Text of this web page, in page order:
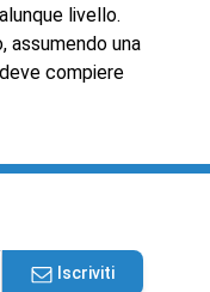
livello.
assumendo una
compiere
Iscriviti